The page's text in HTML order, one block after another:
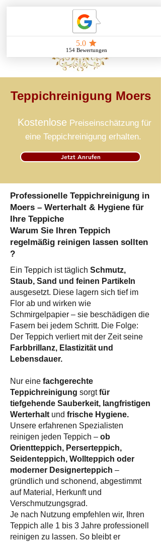
Teppichreinigung Moers
Kostenlose Preiseinschätzung für
eine Teppichreinigung erhalten.
Jetzt Anrufen
Professionelle Teppichreinigung in
Moers – Werterhalt & Hygiene für
Ihre Teppiche
Warum Sie Ihren Teppich
regelmäßig reinigen lassen sollten
?​
Ein Teppich ist täglich Schmutz,
Staub, Sand und feinen Partikeln
ausgesetzt. Diese lagern sich tief im
Flor ab und wirken wie
Schmirgelpapier – sie beschädigen die
Fasern bei jedem Schritt. Die Folge:
Der Teppich verliert mit der Zeit seine
Farbbrillanz, Elastizität und
Lebensdauer.
Nur eine fachgerechte
Teppichreinigung sorgtfür
tiefgehende Sauberkeit, langfristigen
Werterhalt und frische Hygiene.
Unsere erfahrenen Spezialisten
reinigen jeden Teppich – ob
Orientteppich, Perserteppich,
Seidenteppich, Wollteppich oder
moderner Designerteppich –
gründlich und schonend, abgestimmt
auf Material, Herkunft und
Verschmutzungsgrad.
Je nach Nutzung empfehlen wir, Ihren
Teppich alle 1 bis 3 Jahre professionell
reinigen zu lassen. So bleibt er